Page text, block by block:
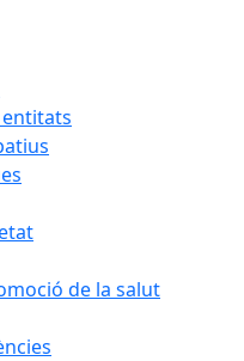
entitats
de la salut